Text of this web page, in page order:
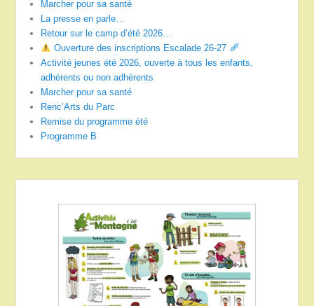
Marcher pour sa santé
La presse en parle…
Retour sur le camp d’été 2026…
Ouverture des inscriptions Escalade 26-27
Activité jeunes été 2026, ouverte à tous les enfants,
adhérents ou non adhérents
Marcher pour sa santé
Renc’Arts du Parc
Remise du programme été
Programme B